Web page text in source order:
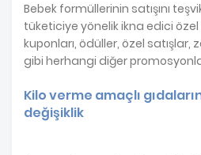
Bebek formüllerinin satışını
tüketiciye yönelik ikna edici
kuponları, ödüller, özel satışlar,
gibi herhangi diğer
Kilo verme amaçlı
değişiklik